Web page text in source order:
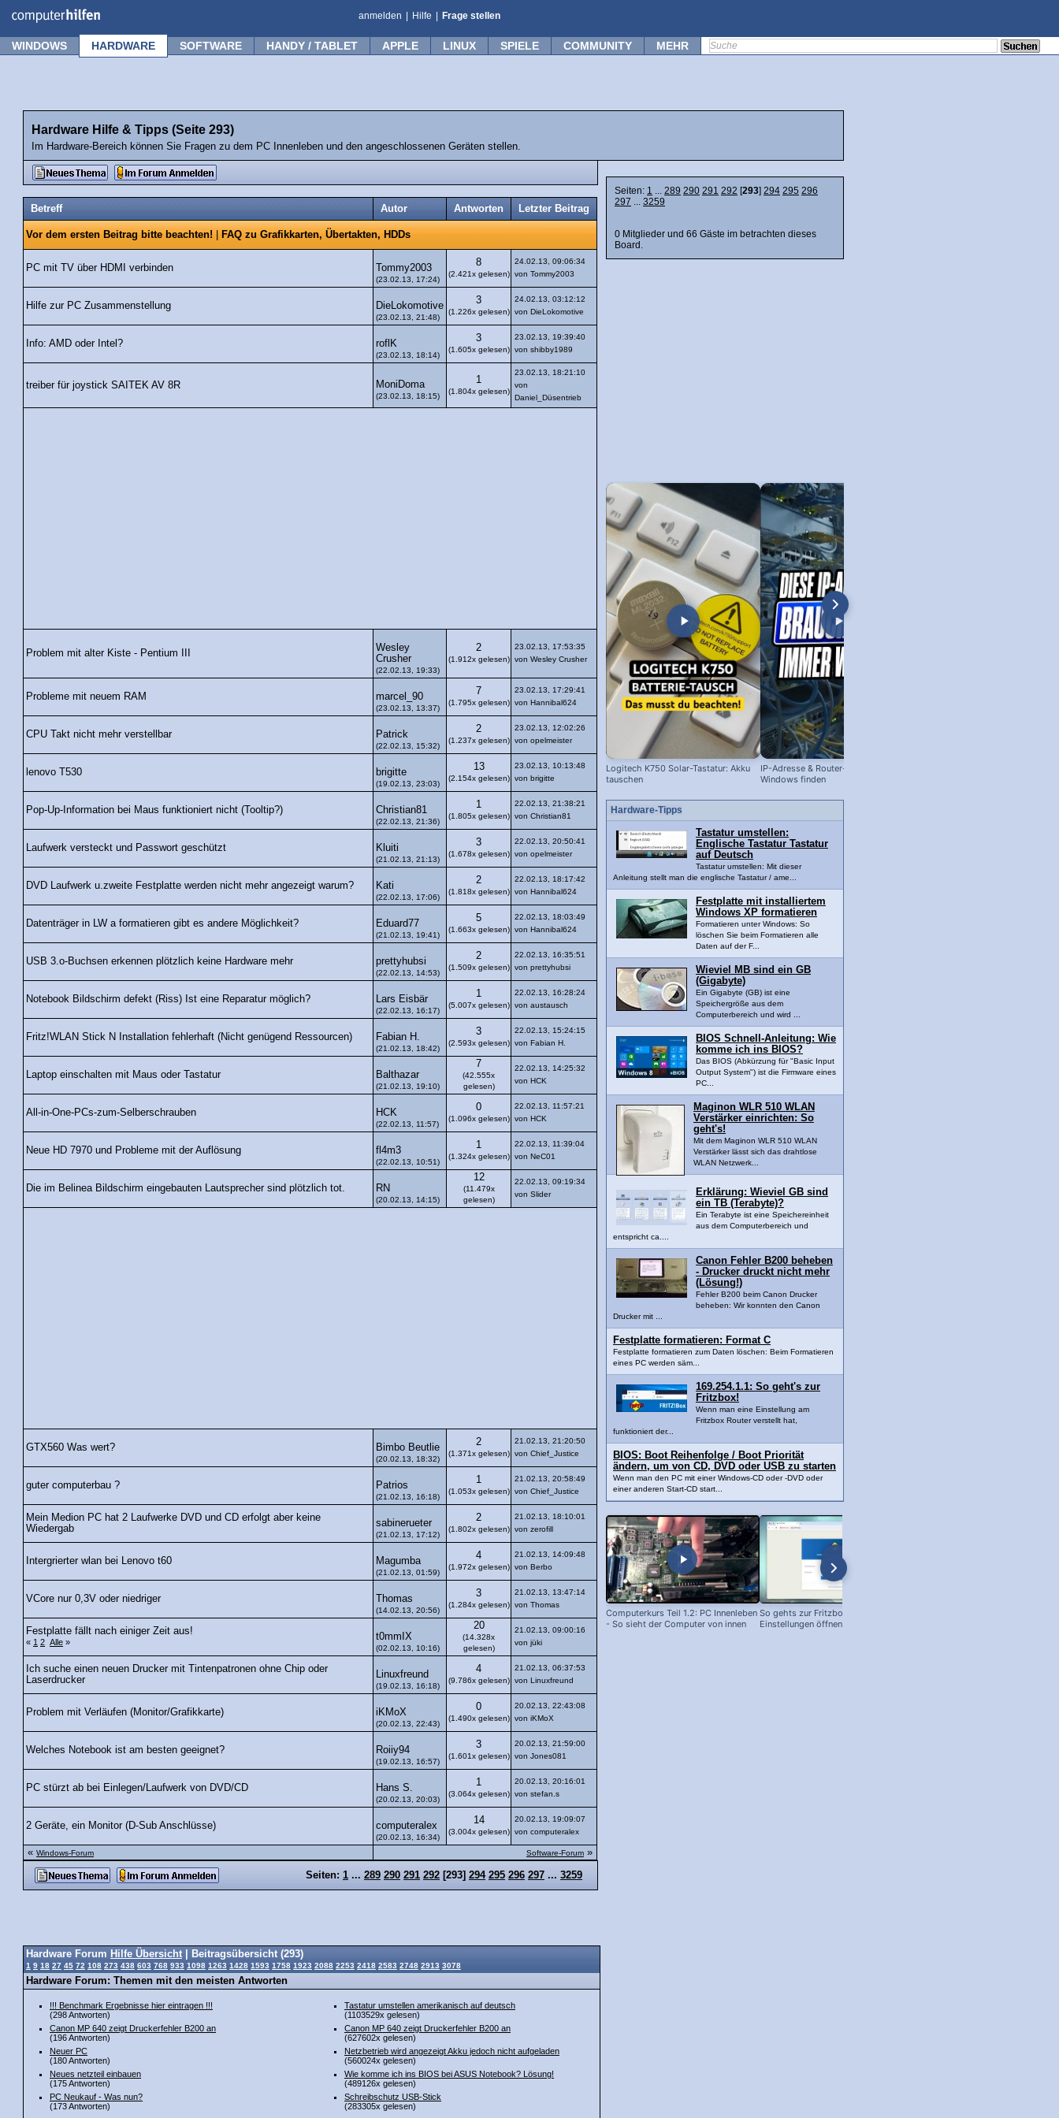
anmelden Hilfe Frage stellen
WINDOWS HARDWARE SOFTWARE HANDY / TABLET APPLE LINUX SPIELE COMMUNITY MEHR
Hardware Hilfe & Tipps (Seite 293)
Im Hardware-Bereich können Sie Fragen zu dem PC Innenleben und den angeschlossenen Geräten stellen.
Betreff Autor Antworten Letzter Beitrag
Vor dem ersten Beitrag bitte beachten! FAQ zu Grafikkarten, Übertakten, HDDs
PC mit TV über HDMI verbinden Tommy2003
(23.02.13, 17:24)
8
(2.421x gelesen)
24.02.13, 09:06:34
von Tommy2003
Hilfe zur PC Zusammenstellung DieLokomotive
(23.02.13, 21:48)
3
(1.226x gelesen)
24.02.13, 03:12:12
von DieLokomotive
Info: AMD oder Intel? roflK
(23.02.13, 18:14)
3
(1.605x gelesen)
23.02.13, 19:39:40
von shibby1989
treiber für joystick SAITEK AV 8R MoniDoma
(23.02.13, 18:15)
1
(1.804x gelesen)
23.02.13, 18:21:10
von
Daniel_Düsentrieb
Problem mit alter Kiste - Pentium III
Wesley
Crusher
(22.02.13, 19:33)
2
(1.912x gelesen)
23.02.13, 17:53:35
von Wesley Crusher
Probleme mit neuem RAM marcel_90
(23.02.13, 13:37)
7
(1.795x gelesen)
23.02.13, 17:29:41
von Hannibal624
CPU Takt nicht mehr verstellbar Patrick
(22.02.13, 15:32)
2
(1.237x gelesen)
23.02.13, 12:02:26
von opelmeister
lenovo T530 brigitte
(19.02.13, 23:03)
13
(2.154x gelesen)
23.02.13, 10:13:48
von brigitte
Pop-Up-Information bei Maus funktioniert nicht (Tooltip?) Christian81
(22.02.13, 21:36)
1
(1.805x gelesen)
22.02.13, 21:38:21
von Christian81
Laufwerk versteckt und Passwort geschützt Kluiti
(21.02.13, 21:13)
3
(1.678x gelesen)
22.02.13, 20:50:41
von opelmeister
DVD Laufwerk u.zweite Festplatte werden nicht mehr angezeigt warum? Kati
(22.02.13, 17:06)
2
(1.818x gelesen)
22.02.13, 18:17:42
von Hannibal624
Datenträger in LW a formatieren gibt es andere Möglichkeit? Eduard77
(21.02.13, 19:41)
5
(1.663x gelesen)
22.02.13, 18:03:49
von Hannibal624
USB 3.o-Buchsen erkennen plötzlich keine Hardware mehr prettyhubsi
(22.02.13, 14:53)
2
(1.509x gelesen)
22.02.13, 16:35:51
von prettyhubsi
Notebook Bildschirm defekt (Riss) Ist eine Reparatur möglich? Lars Eisbär
(22.02.13, 16:17)
1
(5.007x gelesen)
22.02.13, 16:28:24
von austausch
Fritz!WLAN Stick N Installation fehlerhaft (Nicht genügend Ressourcen) Fabian H.
(21.02.13, 18:42)
3
(2.593x gelesen)
22.02.13, 15:24:15
von Fabian H.
Laptop einschalten mit Maus oder Tastatur Balthazar
(21.02.13, 19:10)
7
(42.555x
gelesen)
22.02.13, 14:25:32
von HCK
All-in-One-PCs-zum-Selberschrauben HCK
(22.02.13, 11:57)
0
(1.096x gelesen)
22.02.13, 11:57:21
von HCK
Neue HD 7970 und Probleme mit der Auflösung fl4m3
(22.02.13, 10:51)
1
(1.324x gelesen)
22.02.13, 11:39:04
von NeC01
Die im Belinea Bildschirm eingebauten Lautsprecher sind plötzlich tot. RN
(20.02.13, 14:15)
12
(11.479x
gelesen)
22.02.13, 09:19:34
von Slider
GTX560 Was wert? Bimbo Beutlie
(20.02.13, 18:32)
2
(1.371x gelesen)
21.02.13, 21:20:50
von Chief_Justice
guter computerbau ? Patrios
(21.02.13, 16:18)
1
(1.053x gelesen)
21.02.13, 20:58:49
von Chief_Justice
Mein Medion PC hat 2 Laufwerke DVD und CD erfolgt aber keine
Wiedergab
sabinerueter
(21.02.13, 17:12)
2
(1.802x gelesen)
21.02.13, 18:10:01
von zerofill
Intergrierter wlan bei Lenovo t60 Magumba
(21.02.13, 01:59)
4
(1.972x gelesen)
21.02.13, 14:09:48
von Berbo
VCore nur 0,3V oder niedriger Thomas
(14.02.13, 20:56)
3
(1.284x gelesen)
21.02.13, 13:47:14
von Thomas
Festplatte fällt nach einiger Zeit aus!
« 1 2 Alle »
t0mmIX
(02.02.13, 10:16)
20
(14.328x
gelesen)
21.02.13, 09:00:16
von jüki
Ich suche einen neuen Drucker mit Tintenpatronen ohne Chip oder
Laserdrucker
Linuxfreund
(19.02.13, 16:18)
4
(9.786x gelesen)
21.02.13, 06:37:53
von Linuxfreund
Problem mit Verläufen (Monitor/Grafikkarte) iKMoX
(20.02.13, 22:43)
0
(1.490x gelesen)
20.02.13, 22:43:08
von iKMoX
Welches Notebook ist am besten geeignet? Roiiy94
(19.02.13, 16:57)
3
(1.601x gelesen)
20.02.13, 21:59:00
von Jones081
PC stürzt ab bei Einlegen/Laufwerk von DVD/CD Hans S.
(20.02.13, 20:03)
1
(3.064x gelesen)
20.02.13, 20:16:01
von stefan.s
2 Geräte, ein Monitor (D-Sub Anschlüsse) computeralex
(20.02.13, 16:34)
14
(3.004x gelesen)
20.02.13, 19:09:07
von computeralex
«Windows-Forum Software-Forum»
Seiten: 1 ... 289 290 291 292 [293] 294 295 296
297 ... 3259
0 Mitglieder und 66 Gäste im betrachten dieses
Board.
Logitech K750 Solar-Tastatur: Akku
tauschen
IP-Adresse & Router-Adresse in
Windows finden
Hardware-Tipps
Tastatur umstellen:
Englische Tastatur Tastatur
auf Deutsch
Tastatur umstellen: Mit dieser
Anleitung stellt man die englische Tastatur / ame...
Festplatte mit installiertem
Windows XP formatieren
Formatieren unter Windows: So
löschen Sie beim Formatieren alle
Daten auf der F...
Wieviel MB sind ein GB
(Gigabyte)
Ein Gigabyte (GB) ist eine
Speichergröße aus dem
Computerbereich und wird ...
BIOS Schnell-Anleitung: Wie
komme ich ins BIOS?
Das BIOS (Abkürzung für "Basic Input
Output System") ist die Firmware eines
PC...
Maginon WLR 510 WLAN
Verstärker einrichten: So
geht's!
Mit dem Maginon WLR 510 WLAN
Verstärker lässt sich das drahtlose
WLAN Netzwerk...
Erklärung: Wieviel GB sind
ein TB (Terabyte)?
Ein Terabyte ist eine Speichereinheit
aus dem Computerbereich und
entspricht ca....
Canon Fehler B200 beheben
- Drucker druckt nicht mehr
(Lösung!)
Fehler B200 beim Canon Drucker
beheben: Wir konnten den Canon
Drucker mit ...
Festplatte formatieren: Format C
Festplatte formatieren zum Daten löschen: Beim Formatieren
eines PC werden säm...
169.254.1.1: So geht's zur
Fritzbox!
Wenn man eine Einstellung am
Fritzbox Router verstellt hat,
funktioniert der...
BIOS: Boot Reihenfolge / Boot Priorität
ändern, um von CD, DVD oder USB zu starten
Wenn man den PC mit einer Windows-CD oder -DVD oder
einer anderen Start-CD start...
Computerkurs Teil 1.2: PC Innenleben
- So sieht der Computer von innen
So gehts zur Fritzbox – Router-
Einstellungen öffnen!
Seiten: 1 ... 289 290 291 292 [293] 294 295 296 297 ... 3259
Hardware Forum Hilfe Übersicht | Beitragsübersicht (293)
1 9 18 27 45 72 108 273 438 603 768 933 1098 1263 1428 1593 1758 1923 2088 2253 2418 2583 2748 2913 3078
Hardware Forum: Themen mit den meisten Antworten
!!! Benchmark Ergebnisse hier eintragen !!!
(298 Antworten)
Canon MP 640 zeigt Druckerfehler B200 an
(196 Antworten)
Neuer PC
(180 Antworten)
Neues netzteil einbauen
(175 Antworten)
PC Neukauf - Was nun?
(173 Antworten)
Tastatur umstellen amerikanisch auf deutsch
(1103529x gelesen)
Canon MP 640 zeigt Druckerfehler B200 an
(627602x gelesen)
Netzbetrieb wird angezeigt Akku jedoch nicht aufgeladen
(560024x gelesen)
Wie komme ich ins BIOS bei ASUS Notebook? Lösung!
(489126x gelesen)
Schreibschutz USB-Stick
(283305x gelesen)